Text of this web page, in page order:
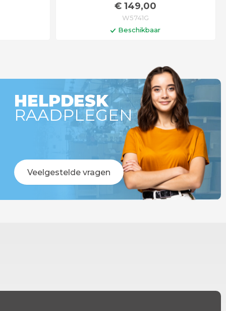
€ 149,00
W5741G
Beschikbaar
HELPDESK
RAADPLEGEN
Veelgestelde vragen